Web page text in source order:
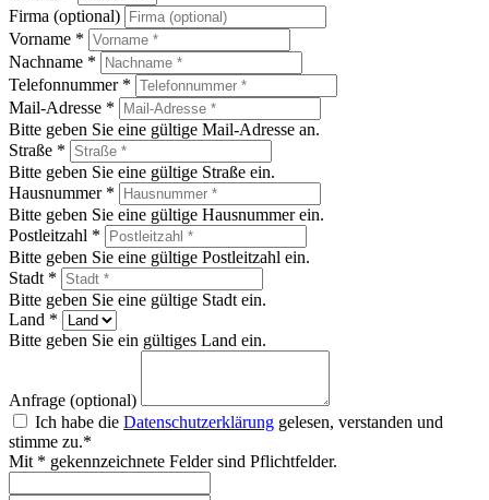
Firma (optional)
Vorname *
Nachname *
Telefonnummer *
Mail-Adresse *
Bitte geben Sie eine gültige Mail-Adresse an.
Straße *
Bitte geben Sie eine gültige Straße ein.
Hausnummer *
Bitte geben Sie eine gültige Hausnummer ein.
Postleitzahl *
Bitte geben Sie eine gültige Postleitzahl ein.
Stadt *
Bitte geben Sie eine gültige Stadt ein.
Land *
Bitte geben Sie ein gültiges Land ein.
Anfrage (optional)
Ich habe die Datenschutzerklärung gelesen, verstanden und
stimme zu.*
Mit * gekennzeichnete Felder sind Pflichtfelder.